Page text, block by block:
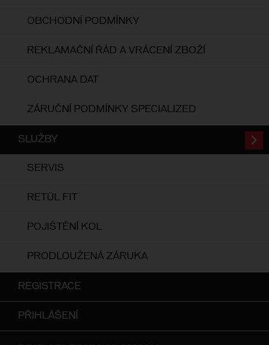
OBCHODNÍ PODMÍNKY
REKLAMAČNÍ ŘÁD A VRÁCENÍ ZBOŽÍ
OCHRANA DAT
ZÁRUČNÍ PODMÍNKY SPECIALIZED
SLUŽBY
SERVIS
RETÜL FIT
POJIŠTĚNÍ KOL
PRODLOUŽENÁ ZÁRUKA
REGISTRACE
PŘIHLÁŠENÍ